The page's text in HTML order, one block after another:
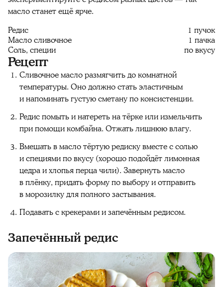
масло станет ещё ярче.
Редис
1 пучок
Масло сливочное
1 пачка
Соль, специи
по вкусу
Рецепт
Сливочное масло размягчить до комнатной
температуры. Оно должно стать эластичным
и напоминать густую сметану по консистенции.
Редис помыть и натереть на тёрке или измельчить
при помощи комбайна. Отжать лишнюю влагу.
Вмешать в масло тёртую редиску вместе с солью
и специями по вкусу (хорошо подойдёт лимонная
цедра и хлопья перца чили). Завернуть масло
в плёнку, придать форму по выбору и отправить
в морозилку для полного застывания.
Подавать с крекерами и запечённым редисом.
Запечённый редис